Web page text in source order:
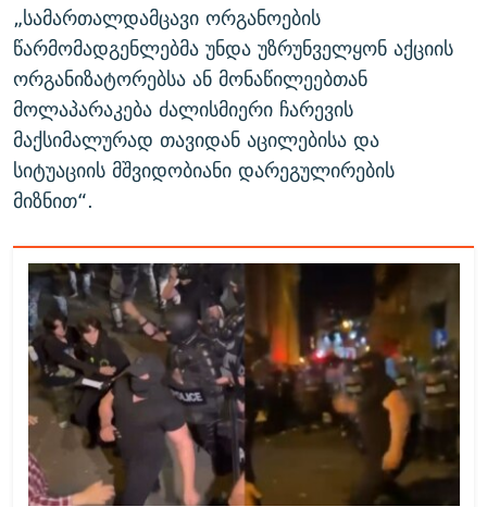
„სამართალდამცავი ორგანოების
წარმომადგენლებმა უნდა უზრუნველყონ აქციის
ორგანიზატორებსა ან მონაწილეებთან
მოლაპარაკება ძალისმიერი ჩარევის
მაქსიმალურად თავიდან აცილებისა და
სიტუაციის მშვიდობიანი დარეგულირების
მიზნით“.